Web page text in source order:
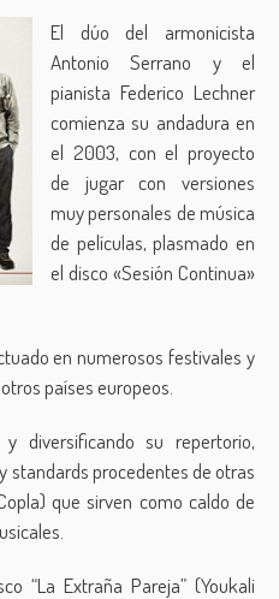
El dúo del armonicista
Antonio Serrano y el
pianista Federico Lechner
comienza su andadura en
el 2003, con el proyecto
de jugar con versiones
muy personales de música
de películas, plasmado en
el disco «Sesión Continua»
en numerosos festivales y
países europeos.
diversificando su repertorio,
standards procedentes de otras
que sirven como caldo de
“La Extraña Pareja” (Youkali